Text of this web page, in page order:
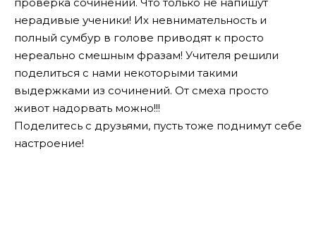
нерадивые ученики! Их невнимательность и
полный сумбур в голове приводят к просто
нереально смешным фразам! Учителя решили
поделиться с нами некоторыми такими
выдержками из сочинений. От смеха просто
живот надорвать можно!!!
Поделитесь с друзьями, пусть тоже поднимут себе
настроение!